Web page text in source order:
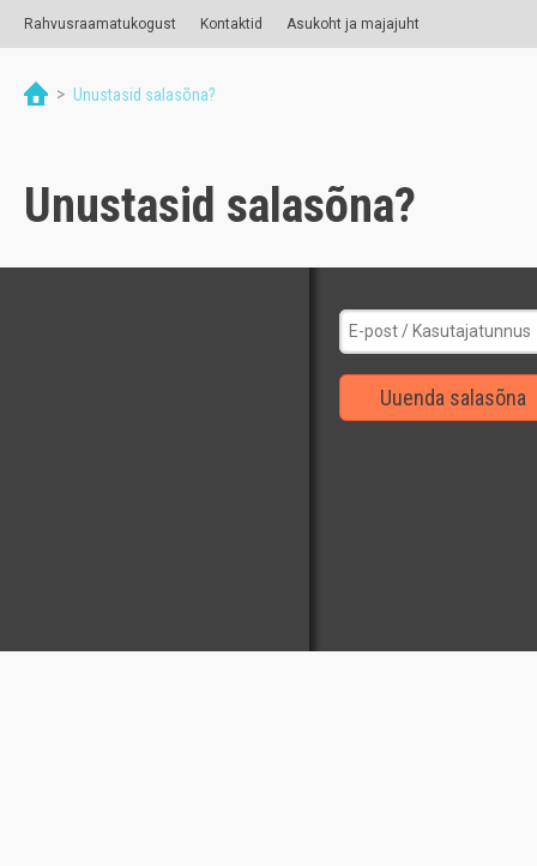
Rahvusraamatukogust Kontaktid Asukoht ja majajuht
> Unustasid salasõna?
Unustasid salasõna?
Uuenda salasõna